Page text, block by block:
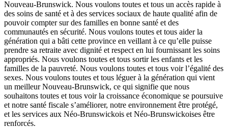
Nouveau-Brunswick. Nous voulons toutes et tous un accès rapide à
des soins de santé et à des services sociaux de haute qualité afin de
pouvoir compter sur des familles en bonne santé et des
communautés en sécurité. Nous voulons toutes et tous aider la
génération qui a bâti cette province en veillant à ce qu’elle puisse
prendre sa retraite avec dignité et respect en lui fournissant les soins
appropriés. Nous voulons toutes et tous sortir les enfants et les
familles de la pauvreté. Nous voulons toutes et tous voir l’égalité des
sexes. Nous voulons toutes et tous léguer à la génération qui vient
un meilleur Nouveau-Brunswick, ce qui signifie que nous
souhaitons toutes et tous voir la croissance économique se poursuive
et notre santé fiscale s’améliorer, notre environnement être protégé,
et les services aux Néo-Brunswickois et Néo-Brunswickoises être
renforcés.